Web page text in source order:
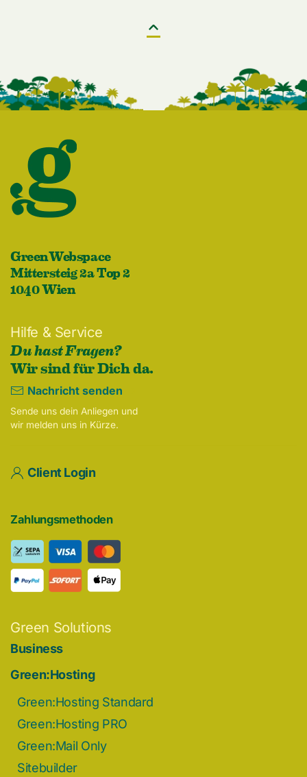
GreenWebspace
Mittersteig 2a Top 2
1040 Wien
Hilfe & Service
Du hast Fragen?
Wir sind für Dich da.
Nachricht senden
Sende uns dein Anliegen und
wir melden uns in Kürze.
Client Login
Zahlungsmethoden
Green Solutions
Business
Green:Hosting
Green:Hosting Standard
Green:Hosting PRO
Green:Mail Only
Sitebuilder